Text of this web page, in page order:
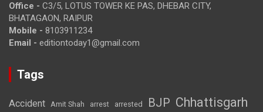
Office - C3/5, LOTUS TOWER KE PAS, DHEBAR CITY,
BHATAGAON, RAIPUR
Mobile - 8103911234
Email - editiontoday1@gmail.com
Tags
Accident Amit Shah arrest arrested BJP Chhattisgarh